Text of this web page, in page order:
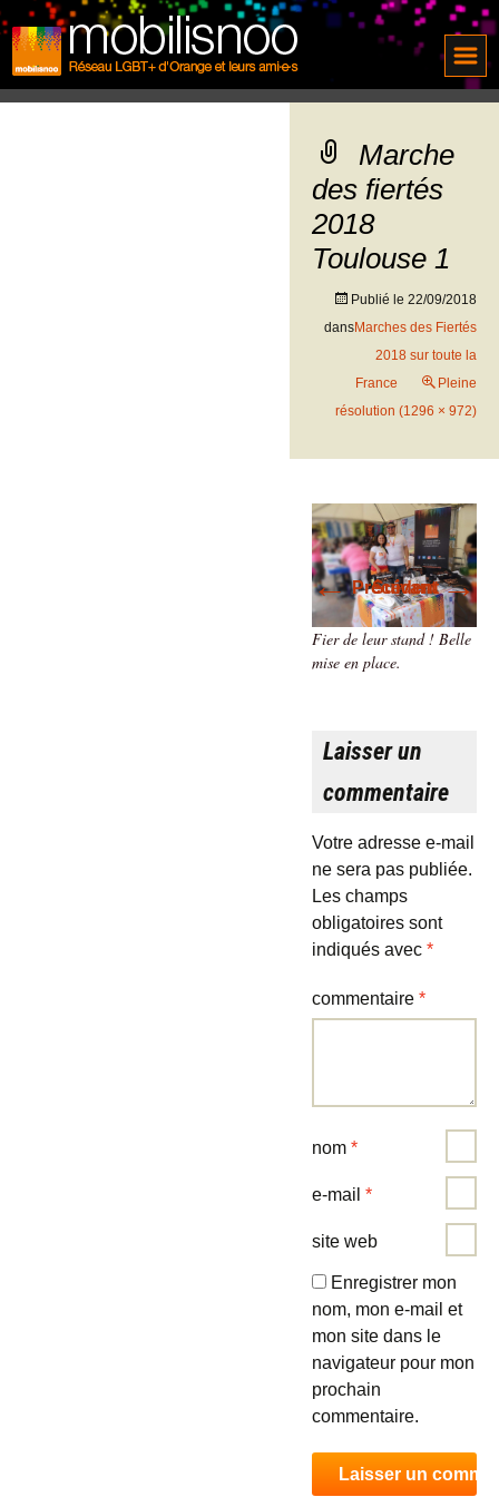
Marche
des fiertés
2018
Toulouse 1
Publié le 22/09/2018
dansMarches des Fiertés
2018 sur toute la
France
Pleine
résolution (1296 × 972)
←Précédent
Suivant→
Fier de leur stand ! Belle
mise en place.
Laisser un
commentaire
Votre adresse e-mail
ne sera pas publiée.
Les champs
obligatoires sont
indiqués avec *
commentaire *
nom *
e-mail *
site web
Enregistrer mon
nom, mon e-mail et
mon site dans le
navigateur pour mon
prochain
commentaire.